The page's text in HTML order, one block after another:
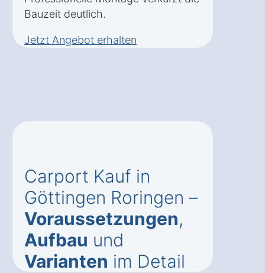
Bauzeit deutlich.
Jetzt Angebot erhalten
Carport Kauf in
Göttingen Roringen –
Voraussetzungen,
Aufbau und
Varianten im Detail